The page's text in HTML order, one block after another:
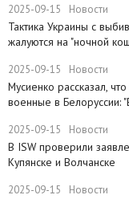
2025-09-15 Новости
Тактика Украины с
жалуются на "ночной
2025-09-15 Новости
Мусиенко рассказал,
военные в Белоруссии:
2025-09-15 Новости
В ISW проверили
Купянске и Волчанске
2025-09-15 Новости